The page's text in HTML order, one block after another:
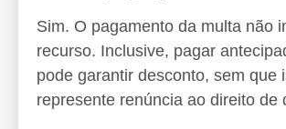
Sim. O pagamento da multa não
recurso. Inclusive, pagar
pode garantir desconto, sem que
represente renúncia ao direito de